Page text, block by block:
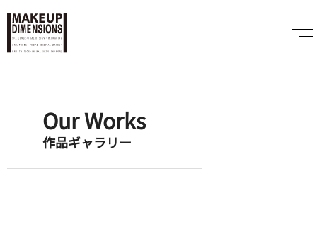
Our Works
作品ギャラリー